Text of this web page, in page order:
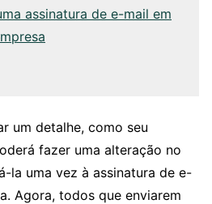
assinatura de e-mail em
um detalhe, como seu
fazer uma alteração no
la uma vez à assinatura de e-
Agora, todos que enviarem